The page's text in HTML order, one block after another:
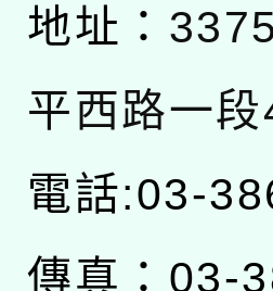
地址：
平西路一
電話:03-
傳真：03-